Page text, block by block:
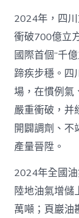
2024年，四
衝破700億立
國際首個“千
蹄疾步穩。四
場，在慣例氣
嚴重衝破，并
開闢調劑、不
產量晉陞。
2024年全國
陸地油氣增儲
萬噸；頁巖油